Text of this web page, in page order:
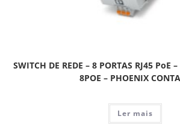
SWITCH DE REDE – 8 PORTAS RJ45 PoE
8POE – PHOENIX
Ler mais